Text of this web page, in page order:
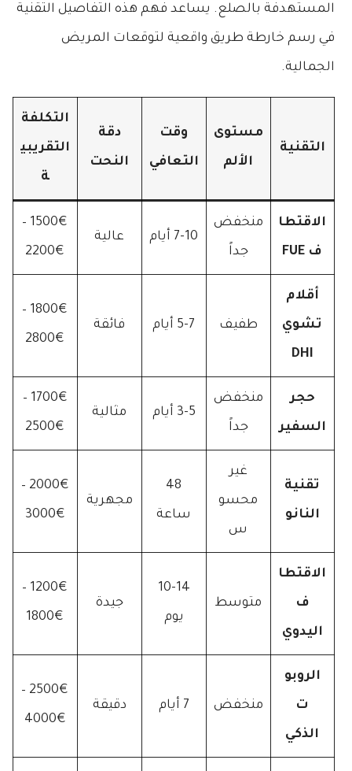
المستهدفة بالصلع. يساعد فهم هذه التفاصيل التقنية
في رسم خارطة طريق واقعية لتوقعات المريض
الجمالية.
التقنية
مستوى
الألم
وقت
التعافي
دقة
النحت
التكلفة
التقريبي
ة
الاقتطا
ف FUE
منخفض
جداً
7-10 أيام عالية
1500€ –
2200€
أقلام
تشوي
DHI
طفيف 5-7 أيام فائقة
1800€ –
2800€
حجر
السفير
منخفض
جداً
3-5 أيام مثالية
1700€ –
2500€
تقنية
النانو
غير
محسو
س
48
ساعة
مجهرية
2000€ –
3000€
الاقتطا
ف
اليدوي
متوسط
10-14
يوم
جيدة
1200€ –
1800€
الروبو
ت
الذكي
منخفض 7 أيام دقيقة
2500€ –
4000€